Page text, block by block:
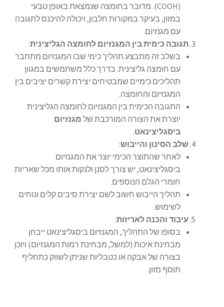
(COOH). מדובר בחומצה שנמצאת באופן טבעי
במזון, בעיקר במקורות חלבון, ויכולה להיכנס לתגובה
עם מגנזיום.
תגובה כימית בין המגנזיום לחומצה הגליצינית:
בשלב זה מתבצע תהליך כימי שבו המגנזיום מתחבר
עם חומצה גליצינית. בדרך כלל משתמשים במגוון
תהליכים כימיים שמבטיחים יצירת קשרים יציבים בין
המגנזיום והחומצה.
התגובה הכימית בין המגנזיום לחומצה הגליצינית
יוצרת את הצורה המורכבת של מגנזיום
ביסגליצינאט.
שלב הסינון והייבוש:
לאחר שהתוצר הכימי יוצר את המגנזיום
ביסגליצינאט, יש צורך לסנן ולנקות אותו מכל שאריות
חומרי הגלם הנוספים.
תהליך הייבוש חשוב לשם יצירת סיבים קלים ונוחים
לשימוש.
עיבוד והכנה לאריזות:
בסופו של התהליך, המגנזיום ביסגליצינאט ייבחן
מבחינת איכות (למשל, מבחינת רמות המגנזיום) ויוכן
בצורה של אבקה או כטבליות שניתן לשווק כתחליף
תוסף מזון.